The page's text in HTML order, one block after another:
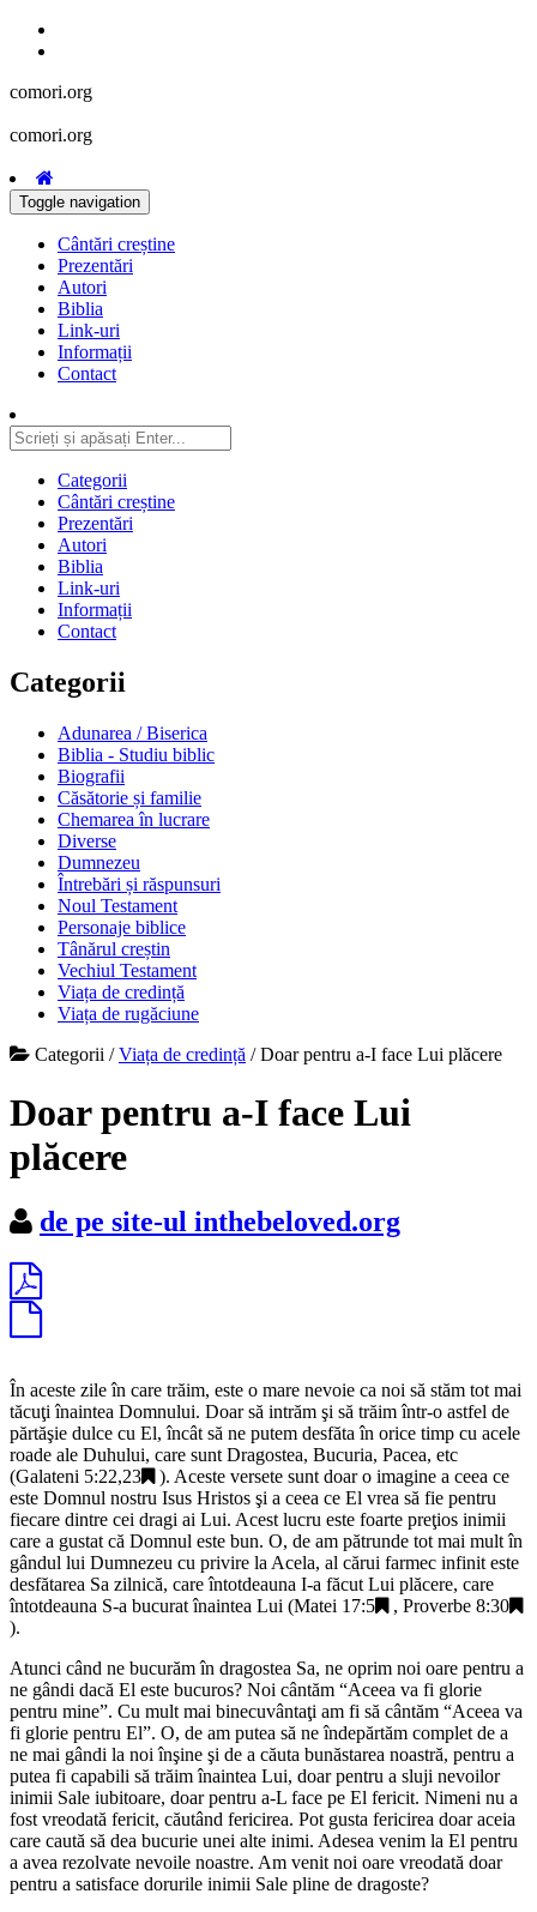
comori.org
comori.org
Toggle navigation
Cântări creștine
Prezentări
Autori
Biblia
Link-uri
Informații
Contact
Categorii
Cântări creștine
Prezentări
Autori
Biblia
Link-uri
Informații
Contact
Categorii
Adunarea / Biserica
Biblia - Studiu biblic
Biografii
Căsătorie și familie
Chemarea în lucrare
Diverse
Dumnezeu
Întrebări și răspunsuri
Noul Testament
Personaje biblice
Tânărul creștin
Vechiul Testament
Viața de credință
Viața de rugăciune
Categorii /Viața de credință /Doar pentru a-I face Lui plăcere
Doar pentru a-I face Lui
plăcere
de pe site-ul inthebeloved.org
În aceste zile în care trăim, este o mare nevoie ca noi să stăm tot mai
tăcuţi înaintea Domnului. Doar să intrăm şi să trăim într-o astfel de
părtăşie dulce cu El, încât să ne putem desfăta în orice timp cu acele
roade ale Duhului, care sunt Dragostea, Bucuria, Pacea, etc
(Galateni 5:22,23
). Aceste versete sunt doar o imagine a ceea ce
este Domnul nostru Isus Hristos şi a ceea ce El vrea să fie pentru
fiecare dintre cei dragi ai Lui. Acest lucru este foarte preţios inimii
care a gustat că Domnul este bun. O, de am pătrunde tot mai mult în
gândul lui Dumnezeu cu privire la Acela, al cărui farmec infinit este
desfătarea Sa zilnică, care întotdeauna I-a făcut Lui plăcere, care
întotdeauna S-a bucurat înaintea Lui (Matei 17:5 , Proverbe 8:30
).
Atunci când ne bucurăm în dragostea Sa, ne oprim noi oare pentru a
ne gândi dacă El este bucuros? Noi cântăm “Aceea va fi glorie
pentru mine”. Cu mult mai binecuvântaţi am fi să cântăm “Aceea va
fi glorie pentru El”. O, de am putea să ne îndepărtăm complet de a
ne mai gândi la noi înşine şi de a căuta bunăstarea noastră, pentru a
putea fi capabili să trăim înaintea Lui, doar pentru a sluji nevoilor
inimii Sale iubitoare, doar pentru a-L face pe El fericit. Nimeni nu a
fost vreodată fericit, căutând fericirea. Pot gusta fericirea doar aceia
care caută să dea bucurie unei alte inimi. Adesea venim la El pentru
a avea rezolvate nevoile noastre. Am venit noi oare vreodată doar
pentru a satisface dorurile inimii Sale pline de dragoste?